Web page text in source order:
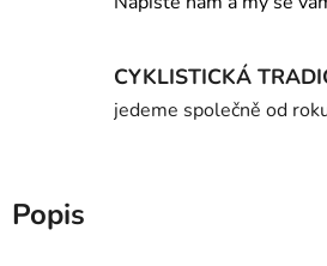
CYKLISTICKÁ
jedeme společně od
Popis